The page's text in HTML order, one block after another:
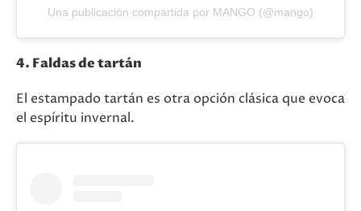
Una publicación compartida por MANGO (@mango)
4. Faldas de tartán
El estampado tartán es otra opción clásica que evoca
el espíritu invernal.